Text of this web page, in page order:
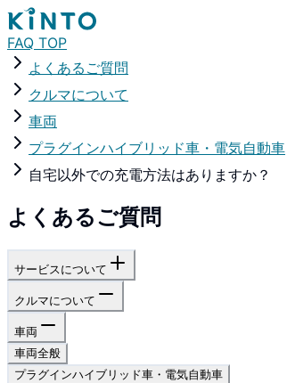
FAQ TOP
よくあるご質問
クルマについて
車両
プラグインハイブリッド車・電気自動車
自宅以外での充電方法はありますか？
よくあるご質問
サービスについて
クルマについて
車両
車両全般
プラグインハイブリッド車・電気自動車